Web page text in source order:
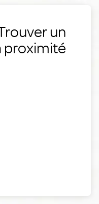
un
proximité